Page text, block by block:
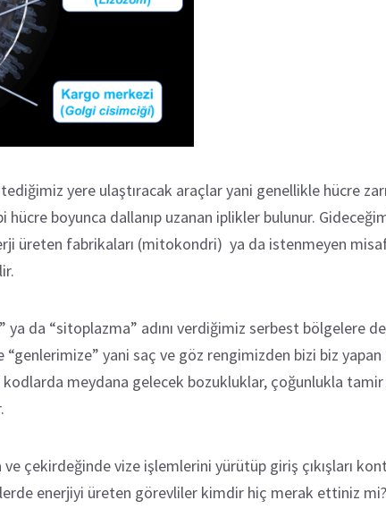
yere ulaştıracak araçlar yani genellikle hücre
boyunca dallanıp uzanan iplikler bulunur.
üreten fabrikaları (mitokondri) ya da istenmeyen
da “sitoplazma” adını verdiğimiz serbest bölgelere
yani saç ve göz rengimizden bizi biz
kodlarda meydana gelecek bozukluklar, çoğunlukla
çekirdeğinde vize işlemlerini yürütüp giriş çıkışları
enerjiyi üreten görevliler kimdir hiç merak ettiniz mi?